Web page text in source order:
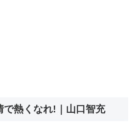
で熱くなれ!｜山口智充